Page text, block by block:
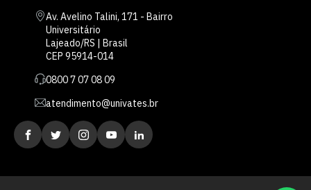
Av. Avelino Talini, 171 - Bairro
Universitário
Lajeado/RS | Brasil
CEP 95914-014
0800 7 07 08 09
atendimento@univates.br